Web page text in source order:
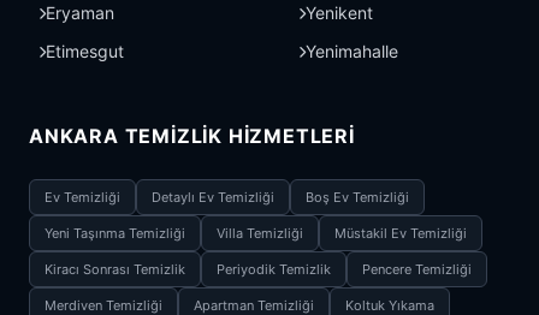
Eryaman
Etimesgut
Yenikent
Yenimahalle
ANKARA TEMIZLIK HIZMETLERI
Ev Temizliği Detaylı Ev Temizliği Boş Ev Temizliği
Yeni Taşınma Temizliği Villa Temizliği Müstakil Ev Temizliği
Kiracı Sonrası Temizlik Periyodik Temizlik Pencere Temizliği
Merdiven Temizliği Apartman Temizliği Koltuk Yıkama